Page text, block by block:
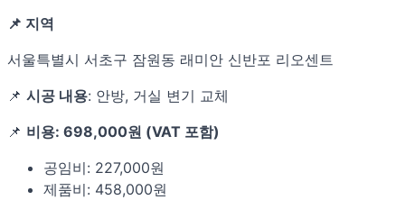
📌 지역
서울특별시 서초구 잠원동 래미안 신반포 리오센트
📌 시공 내용: 안방, 거실 변기 교체
📌 비용: 698,000원 (VAT 포함)
공임비: 227,000원
제품비: 458,000원